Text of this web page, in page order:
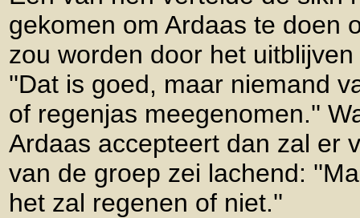
gekomen om Ardaas te doen
zou worden door het
''Dat is goed, maar niemand
of regenjas meegenomen.''
Ardaas accepteert dan zal er
van de groep zei lachend:
het zal regenen of niet.''